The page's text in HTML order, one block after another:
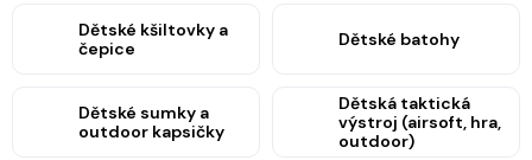
Dětské kšiltovky a
čepice
Dětské batohy
Dětské sumky a
outdoor kapsičky
Dětská taktická
výstroj (airsoft, hra,
outdoor)